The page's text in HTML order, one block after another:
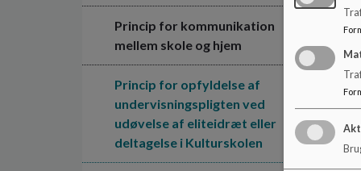
Princip for kommunikation
mellem skole og hjem
Princip for opfyldelse af
undervisningspligten ved
udøvelse af eliteidræt eller
deltagelse i Kulturskolen